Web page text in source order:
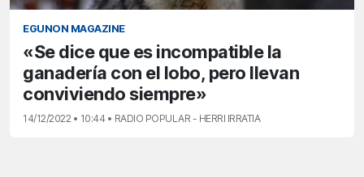
EGUNON MAGAZINE
«Se dice que es incompatible la
ganadería con el lobo, pero llevan
conviviendo siempre»
14/12/2022 • 10:44 • RADIO POPULAR - HERRI IRRATIA